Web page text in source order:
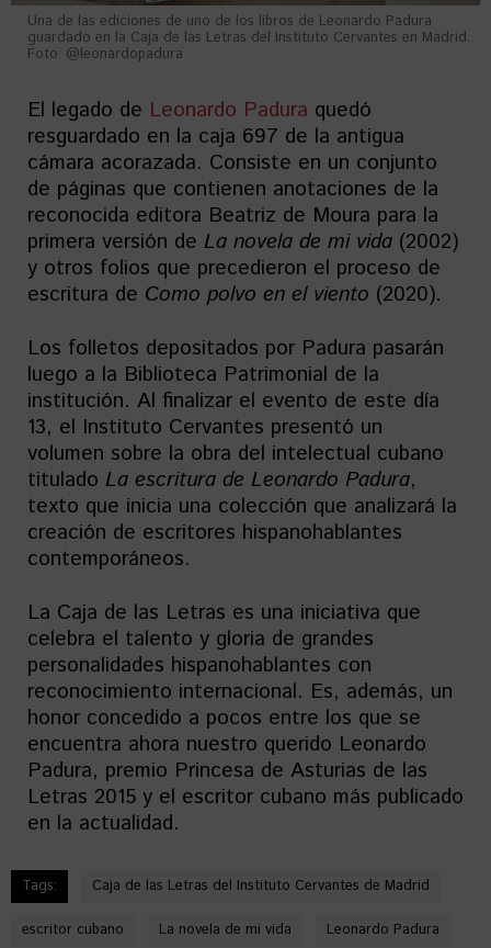
Una de las ediciones de uno de los libros de Leonardo Padura
guardado en la Caja de las Letras del Instituto Cervantes en Madrid.
Foto: @leonardopadura
El legado de Leonardo Padura quedó
resguardado en la caja 697 de la antigua
cámara acorazada. Consiste en un conjunto
de páginas que contienen anotaciones de la
reconocida editora Beatriz de Moura para la
primera versión de La novela de mi vida (2002)
y otros folios que precedieron el proceso de
escritura de Como polvo en el viento (2020).
Los folletos depositados por Padura pasarán
luego a la Biblioteca Patrimonial de la
institución. Al finalizar el evento de este día
13, el Instituto Cervantes presentó un
volumen sobre la obra del intelectual cubano
titulado La escritura de Leonardo Padura,
texto que inicia una colección que analizará la
creación de escritores hispanohablantes
contemporáneos.
La Caja de las Letras es una iniciativa que
celebra el talento y gloria de grandes
personalidades hispanohablantes con
reconocimiento internacional. Es, además, un
honor concedido a pocos entre los que se
encuentra ahora nuestro querido Leonardo
Padura, premio Princesa de Asturias de las
Letras 2015 y el escritor cubano más publicado
en la actualidad.
Tags: Caja de las Letras del Instituto Cervantes de Madrid
escritor cubano La novela de mi vida Leonardo Padura